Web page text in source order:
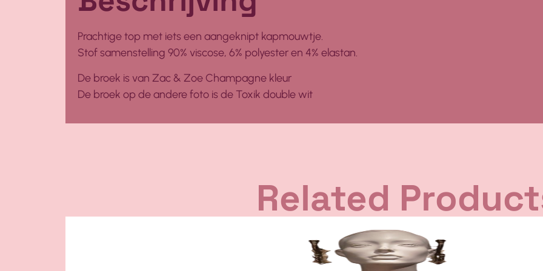
Prachtige top met iets een aangeknipt kapmouwtje.
Stof samenstelling 90% viscose, 6% polyester en 4% elastan.
De broek is van Zac & Zoe Champagne kleur
De broek op de andere foto is de Toxik double wit
Related